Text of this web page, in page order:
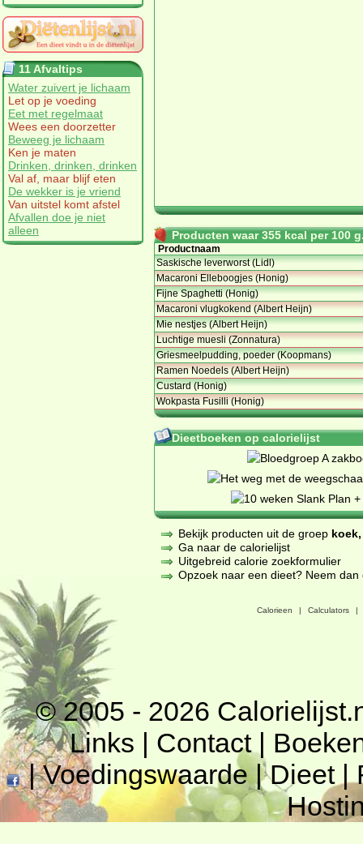
11 Afvaltips
Water zuivert je lichaam
Let op je voeding
Eet met regelmaat
Wees een doorzetter
Beweeg je lichaam
Ken je maten
Drinken, drinken, drinken
Val af, maar blijf eten
De wekker is je vriend
Van uitstel komt afstel
Afvallen doe je niet
alleen
Producten waar 355 kcal per 100
Productnaam
Saskische leverworst (Lidl)
Macaroni Elleboogjes (Honig)
Fijne Spaghetti (Honig)
Macaroni vlugkokend (Albert Heijn)
Mie nestjes (Albert Heijn)
Luchtige muesli (Zonnatura)
Griesmeelpudding, poeder (Koopmans)
Ramen Noedels (Albert Heijn)
Custard (Honig)
Wokpasta Fusilli (Honig)
Dieetboeken op calorielijst
Bekijk producten uit de groep
Ga naar de calorielijst
Uitgebreid calorie zoekformulier
Opzoek naar een dieet? Neem
Calorieen | Calculators |
© 2005 - 2026
Links | Contact|
|Voedingswaarde|Dieet|